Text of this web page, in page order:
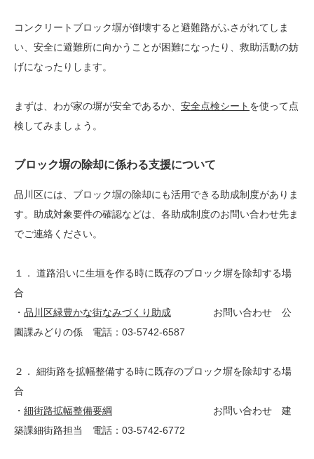
コンクリートブロック塀が倒壊すると避難路がふさがれてしま
い、安全に避難所に向かうことが困難になったり、救助活動の妨
げになったりします。
まずは、わが家の塀が安全であるか、 安全点検シート を使って点
検してみましょう。
ブロック塀の除却に係わる支援について
品川区には、ブロック塀の除却にも活用できる助成制度がありま
す。助成対象要件の確認などは、各助成制度のお問い合わせ先ま
でご連絡ください。
１． 道路沿いに生垣を作る時に既存のブロック塀を除却する場
合
・ 品川区緑豊かな街なみづくり助成 お問い合わせ 公
園課みどりの係 電話：03-5742-6587
２． 細街路を拡幅整備する時に既存のブロック塀を除却する場
合
・ 細街路拡幅整備要綱
お問い合わせ 建
築課細街路担当 電話：03-5742-6772